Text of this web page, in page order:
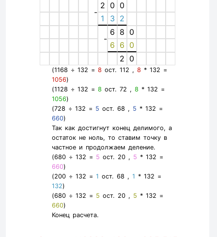
-
2 0 0
1
3 2
-
6 8 0
6 6 0
2 0
(1168 ÷ 132 = 8 ост. 112 , 8 * 132 =
1056)
(1128 ÷ 132 = 8 ост. 72 , 8 * 132 =
1056)
(728 ÷ 132 = 5 ост. 68 , 5 * 132 =
660)
Так как достигнут конец делимого, а
остаток не ноль, то ставим точку в
частное и продолжаем деление.
(680 ÷ 132 = 5 ост. 20 , 5 * 132 =
660)
(200 ÷ 132 = 1 ост. 68 , 1 * 132 =
132)
(680 ÷ 132 = 5 ост. 20 , 5 * 132 =
660)
Конец расчета.